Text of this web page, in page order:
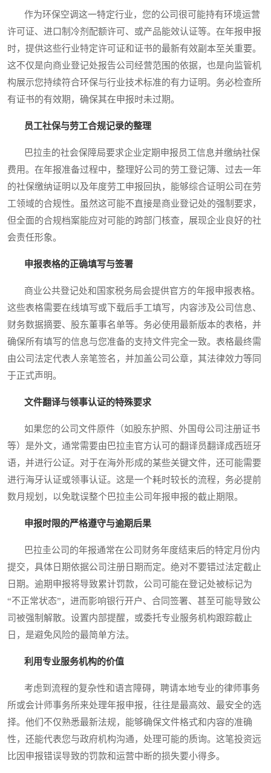
作为环保空调这一特定行业，您的公司很可能持有环境运营
许可证、进口制冷剂配额许可、或产品能效认证等。在年报申报
时，提供这些行业特定许可证和证书的最新有效副本至关重要。
这不仅是向商业登记处报告公司经营范围的依据，也是向监管机
构展示您持续符合环保与行业技术标准的有力证明。务必检查所
有证书的有效期，确保其在申报时未过期。
员工社保与劳工合规记录的整理
巴拉圭的社会保障局要求企业定期申报员工信息并缴纳社保
费用。在年报准备过程中，整理好公司的劳工登记簿、过去一年
的社保缴纳证明以及年度劳工申报回执，能够综合证明公司在劳
工领域的合规性。虽然这可能不直接是商业登记处的强制要求，
但全面的合规档案能应对可能的跨部门核查，展现企业良好的社
会责任形象。
申报表格的正确填写与签署
商业公共登记处和国家税务局会提供官方的年报申报表格。
这些表格需要在线填写或下载后手工填写，内容涉及公司信息、
财务数据摘要、股东董事名单等。务必使用最新版本的表格，并
确保所有填写的信息与您准备的支持文件完全一致。表格最终需
由公司法定代表人亲笔签名，并加盖公司公章，其法律效力等同
于正式声明。
文件翻译与领事认证的特殊要求
如果您的公司文件原件（如股东护照、外国母公司注册证书
等）是外文，通常需要由巴拉圭官方认可的翻译员翻译成西班牙
语，并进行公证。对于在海外形成的某些关键文件，还可能需要
进行海牙认证或领事认证。这是一个耗时较长的流程，务必提前
数月规划，以免耽误整个巴拉圭公司年报申报的截止期限。
申报时限的严格遵守与逾期后果
巴拉圭公司的年报通常在公司财务年度结束后的特定月份内
提交，具体日期依据公司注册日期而定。绝对不要错过法定截止
日期。逾期申报将导致累计罚款，公司可能在登记处被标记为
“不正常状态”，进而影响银行开户、合同签署、甚至可能导致公
司被强制解散。设置内部提醒，或委托专业服务机构跟踪截止
日，是避免风险的最简单方法。
利用专业服务机构的价值
考虑到流程的复杂性和语言障碍，聘请本地专业的律师事务
所或会计师事务所来处理年报申报，往往是最高效、最安全的选
择。他们不仅熟悉最新法规，能够确保文件格式和内容的准确
性，还能代表您与政府机构沟通，处理可能的质询。这笔投资远
比因申报错误导致的罚款和运营中断的损失要小得多。